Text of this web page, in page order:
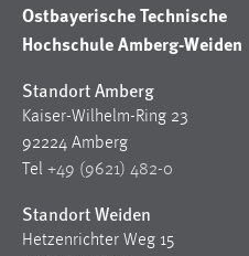
Ostbayerische Technische
Hochschule Amberg-Weiden
Standort Amberg
Kaiser-Wilhelm-Ring 23
92224 Amberg
Tel +49 (9621) 482-0
Standort Weiden
Hetzenrichter Weg 15